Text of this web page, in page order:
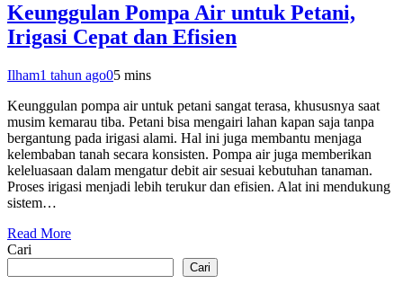
Keunggulan Pompa Air untuk Petani,
Irigasi Cepat dan Efisien
Ilham1 tahun ago05 mins
Keunggulan pompa air untuk petani sangat terasa, khususnya saat
musim kemarau tiba. Petani bisa mengairi lahan kapan saja tanpa
bergantung pada irigasi alami. Hal ini juga membantu menjaga
kelembaban tanah secara konsisten. Pompa air juga memberikan
keleluasaan dalam mengatur debit air sesuai kebutuhan tanaman.
Proses irigasi menjadi lebih terukur dan efisien. Alat ini mendukung
sistem…
Read More
Cari
Cari